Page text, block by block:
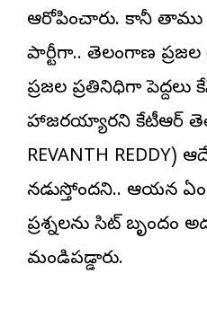
ఆరోపించారు. కానీ తాము
పార్టీగా.. తెలంగాణ
ప్రజల ప్రతినిధిగా
హాజరయ్యారని కేటీఆర్‌
REVANTH REDDY)
నడుస్తోందని.. ఆయన
ప్రశ్నలను సిట్ బృందం
మండిపడ్డారు.